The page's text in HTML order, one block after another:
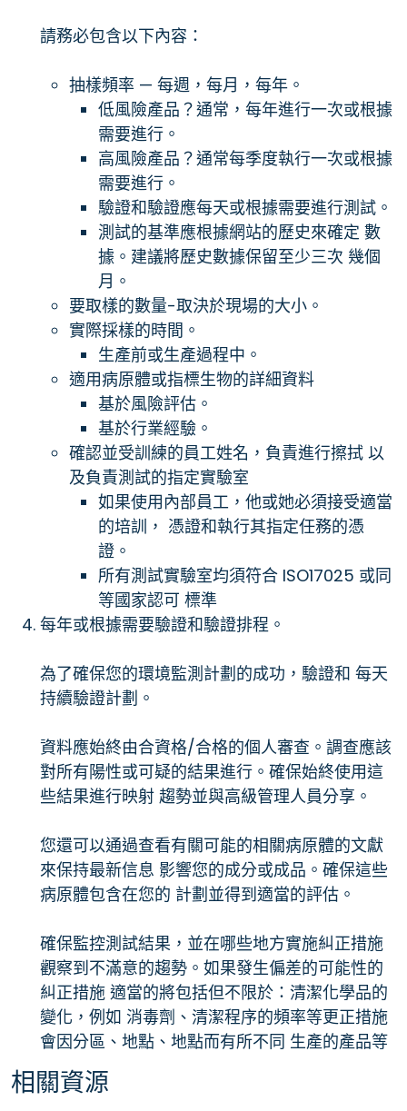
請務必包含以下內容：
抽樣頻率 — 每週，每月，每年。
低風險產品？通常，每年進行一次或根據
需要進行。
高風險產品？通常每季度執行一次或根據
需要進行。
驗證和驗證應每天或根據需要進行測試。
測試的基準應根據網站的歷史來確定 數
據。建議將歷史數據保留至少三次 幾個
月。
要取樣的數量-取決於現場的大小。
實際採樣的時間。
生產前或生產過程中。
適用病原體或指標生物的詳細資料
基於風險評估。
基於行業經驗。
確認並受訓練的員工姓名，負責進行擦拭 以
及負責測試的指定實驗室
如果使用內部員工，他或她必須接受適當
的培訓， 憑證和執行其指定任務的憑
證。
所有測試實驗室均須符合 ISO17025 或同
等國家認可 標準
每年或根據需要驗證和驗證排程。
為了確保您的環境監測計劃的成功，驗證和 每天
持續驗證計劃。
資料應始終由合資格/合格的個人審查。調查應該
對所有陽性或可疑的結果進行。確保始終使用這
些結果進行映射 趨勢並與高級管理人員分享。
您還可以通過查看有關可能的相關病原體的文獻
來保持最新信息 影響您的成分或成品。確保這些
病原體包含在您的 計劃並得到適當的評估。
確保監控測試結果，並在哪些地方實施糾正措施
觀察到不滿意的趨勢。如果發生偏差的可能性的
糾正措施 適當的將包括但不限於：清潔化學品的
變化，例如 消毒劑、清潔程序的頻率等更正措施
會因分區、地點、地點而有所不同 生產的產品等
相關資源